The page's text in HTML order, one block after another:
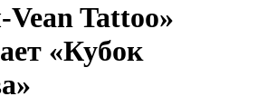
Vean Tattoo»
«Кубок